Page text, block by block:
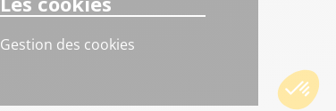
Gestion des cookies